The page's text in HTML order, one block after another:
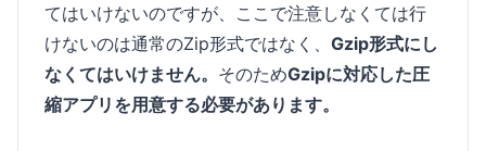
てはいけないのですが、ここで注意しなくては行
けないのは通常のZip形式ではなく、 Gzip形式にし
なくてはいけません。 そのためGzipに対応した圧
縮アプリを用意する必要があります。